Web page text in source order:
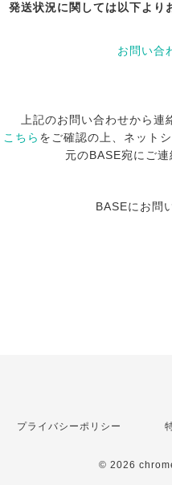
発送状況に関しては以下より
お問い合
上記のお問い合わせから連
こちら をご確認の上、ネット
元のBASE宛にご連
BASEにお問
プライバシーポリシー
© 2026